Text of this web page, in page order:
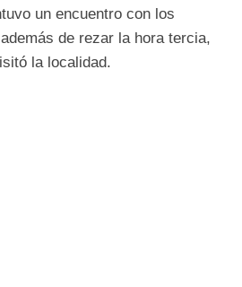
un encuentro con los
de rezar la hora tercia,
la localidad.